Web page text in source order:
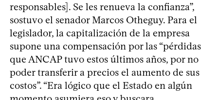
responsables]. Se les renueva la confianza”,
sostuvo el senador Marcos Otheguy. Para el
legislador, la capitalización de la empresa
supone una compensación por las “pérdidas
que ANCAP tuvo estos últimos años, por no
poder transferir a precios el aumento de sus
costos”. “Era lógico que el Estado en algún